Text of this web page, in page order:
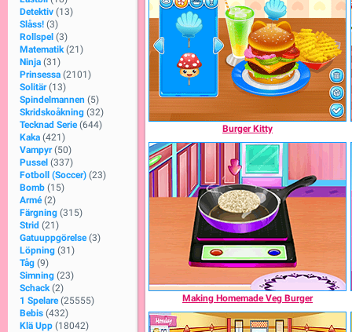
Detektiv (13)
Slåss! (3)
Rollspel (3)
Matematik (21)
Ninja (31)
Prinsessa (2101)
Solitär (13)
Spindelmannen (5)
Skridskoåkning (32)
Tecknad Serie (644)
Kaka (421)
Vampyr (50)
Pussel (337)
Fotboll (Soccer) (23)
Bomb (15)
Armé (2)
Färgning (315)
Strid (21)
Gatuuppgörelse (3)
Löpning (31)
Tåg (9)
Simning (23)
Schack (2)
1 Spelare (25555)
Bebis (432)
Klä Upp (18042)
Burger Kitty
Making Homemade Veg Burger